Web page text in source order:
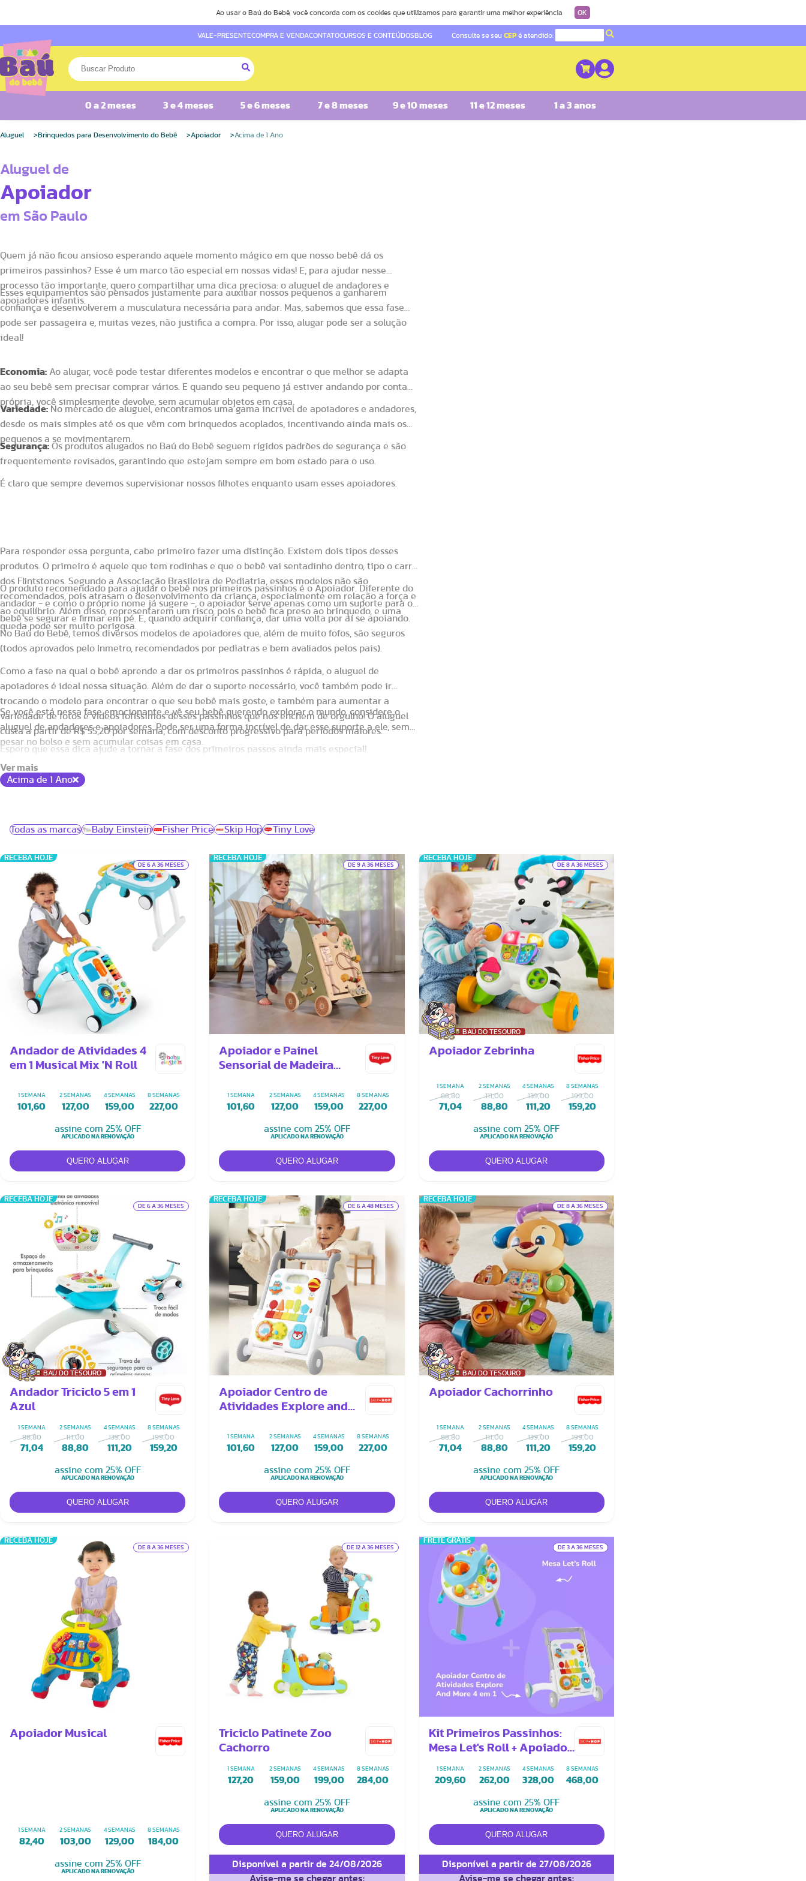
Ao usar o Baú do Bebê, você concorda com os cookies que utilizamos para garantir uma melhor experiência OK
VALE-PRESENTECOMPRA E VENDACONTATOCURSOS E CONTEÚDOSBLOG Consulte se seu CEPé atendido:
0 a 2 meses 3 e 4 meses 5 e 6 meses 7 e 8 meses 9 e 10 meses 11 e 12 meses 1 a 3 anos
Aluguel Brinquedos para Desenvolvimento do Bebê Apoiador Acima de 1 Ano
Aluguel de
Apoiador
em São Paulo
Quem já não ficou ansioso esperando aquele momento mágico em que nosso bebê dá os
primeiros passinhos? Esse é um marco tão especial em nossas vidas! E, para ajudar nesse
processo tão importante, quero compartilhar uma dica preciosa: o aluguel de andadores e
apoiadores infantis.
Esses equipamentos são pensados justamente para auxiliar nossos pequenos a ganharem
confiança e desenvolverem a musculatura necessária para andar. Mas, sabemos que essa fase
pode ser passageira e, muitas vezes, não justifica a compra. Por isso, alugar pode ser a solução
ideal!
Vantagens de alugar um andador e apoiador infantil
Economia: Ao alugar, você pode testar diferentes modelos e encontrar o que melhor se adapta
ao seu bebê sem precisar comprar vários. E quando seu pequeno já estiver andando por conta
própria, você simplesmente devolve, sem acumular objetos em casa.
Variedade: No mercado de aluguel, encontramos uma gama incrível de apoiadores e andadores,
desde os mais simples até os que vêm com brinquedos acoplados, incentivando ainda mais os
pequenos a se movimentarem.
Segurança: Os produtos alugados no Baú do Bebê seguem rígidos padrões de segurança e são
frequentemente revisados, garantindo que estejam sempre em bom estado para o uso.
É claro que sempre devemos supervisionar nossos filhotes enquanto usam esses apoiadores.
Para responder essa pergunta, cabe primeiro fazer uma distinção. Existem dois tipos desses
produtos. O primeiro é aquele que tem rodinhas e que o bebê vai sentadinho dentro, tipo o carro
dos Flintstones. Segundo a Associação Brasileira de Pediatria, esses modelos não são
recomendados, pois atrasam o desenvolvimento da criança, especialmente em relação a força e
ao equilíbrio. Além disso, representarem um risco, pois o bebê fica preso ao brinquedo, e uma
queda pode ser muito perigosa.
O produto recomendado para ajudar o bebê nos primeiros passinhos é o Apoiador. Diferente do
andador - e como o próprio nome já sugere -, o apoiador serve apenas como um suporte para o
bebê se segurar e firmar em pé. E, quando adquirir confiança, dar uma volta por aí se apoiando.
No Baú do Bebê, temos diversos modelos de apoiadores que, além de muito fofos, são seguros
(todos aprovados pelo Inmetro, recomendados por pediatras e bem avaliados pelos pais).
Quanto custa alugar um Andador ou Apoiador infantil?
Como a fase na qual o bebê aprende a dar os primeiros passinhos é rápida, o aluguel de
apoiadores é ideal nessa situação. Além de dar o suporte necessário, você também pode ir
trocando o modelo para encontrar o que seu bebê mais goste, e também para aumentar a
variedade de fotos e vídeos fofíssimos desses passinhos que nos enchem de orgulho! O aluguel
custa a partir de R$ 55,20 por semana, com desconto progressivo para períodos maiores.
Se você está nessa fase emocionante e vê seu bebê querendo explorar o mundo, considere o
aluguel de andadores e apoiadores. Pode ser uma forma incrível de dar esse suporte a ele, sem
pesar no bolso e sem acumular coisas em casa.
Espero que essa dica ajude a tornar a fase dos primeiros passos ainda mais especial!
Acima de 1 Ano
Todas as marcas Baby Einstein Fisher Price Skip Hop Tiny Love
RECEBA HOJE
DE 6 A 36 MESES
Andador de Atividades 4
em 1 Musical Mix 'N Roll
1 SEMANA
101,60
2 SEMANAS
127,00
4 SEMANAS
159,00
8 SEMANAS
227,00
assine com 25% OFF
APLICADO NA RENOVAÇÃO
RECEBA HOJE
DE 9 A 36 MESES
Apoiador e Painel
Sensorial de Madeira
1 SEMANA
101,60
2 SEMANAS
127,00
4 SEMANAS
159,00
8 SEMANAS
227,00
assine com 25% OFF
APLICADO NA RENOVAÇÃO
RECEBA HOJE
DE 8 A 36 MESES
BAÚ DO TESOURO
Apoiador Zebrinha
1 SEMANA
88,80
71,04
2 SEMANAS
111,00
88,80
4 SEMANAS
139,00
111,20
8 SEMANAS
199,00
159,20
assine com 25% OFF
APLICADO NA RENOVAÇÃO
RECEBA HOJE
DE 6 A 36 MESES
BAÚ DO TESOURO
Andador Triciclo 5 em 1
Azul
1 SEMANA
88,80
71,04
2 SEMANAS
111,00
88,80
4 SEMANAS
139,00
111,20
8 SEMANAS
199,00
159,20
assine com 25% OFF
APLICADO NA RENOVAÇÃO
RECEBA HOJE
DE 6 A 48 MESES
Apoiador Centro de
Atividades Explore and
1 SEMANA
101,60
2 SEMANAS
127,00
4 SEMANAS
159,00
8 SEMANAS
227,00
assine com 25% OFF
APLICADO NA RENOVAÇÃO
RECEBA HOJE
DE 8 A 36 MESES
BAÚ DO TESOURO
Apoiador Cachorrinho
1 SEMANA
88,80
71,04
2 SEMANAS
111,00
88,80
4 SEMANAS
139,00
111,20
8 SEMANAS
199,00
159,20
assine com 25% OFF
APLICADO NA RENOVAÇÃO
RECEBA HOJE
DE 8 A 36 MESES
Apoiador Musical
1 SEMANA
82,40
2 SEMANAS
103,00
4 SEMANAS
129,00
8 SEMANAS
184,00
assine com 25% OFF
APLICADO NA RENOVAÇÃO
DE 12 A 36 MESES
Triciclo Patinete Zoo
Cachorro
1 SEMANA
127,20
2 SEMANAS
159,00
4 SEMANAS
199,00
8 SEMANAS
284,00
assine com 25% OFF
APLICADO NA RENOVAÇÃO
Disponível a partir de 24/08/2026
Avise-me se chegar antes:
FRETE GRÁTIS
DE 3 A 36 MESES
Kit Primeiros Passinhos:
Mesa Let's Roll + Apoiador
Explore and More 4 em 1
1 SEMANA
209,60
2 SEMANAS
262,00
4 SEMANAS
328,00
8 SEMANAS
468,00
assine com 25% OFF
APLICADO NA RENOVAÇÃO
Disponível a partir de 27/08/2026
Avise-me se chegar antes: